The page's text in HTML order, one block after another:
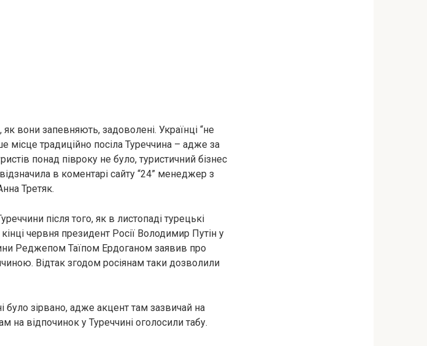
вони запевняють, задоволені. Українці “не
місце традиційно посіла Туреччина – адже за
понад півроку не було, туристичний бізнес
в коментарі сайту “24” менеджер з
Третяк.
після того, як в листопаді турецькі
червня президент Росії Володимир Путін у
Реджепом Таїпом Ердоганом заявив про
Відтак згодом росіянам таки дозволили
було зірвано, адже акцент там зазвичай на
на відпочинок у Туреччині оголосили табу.